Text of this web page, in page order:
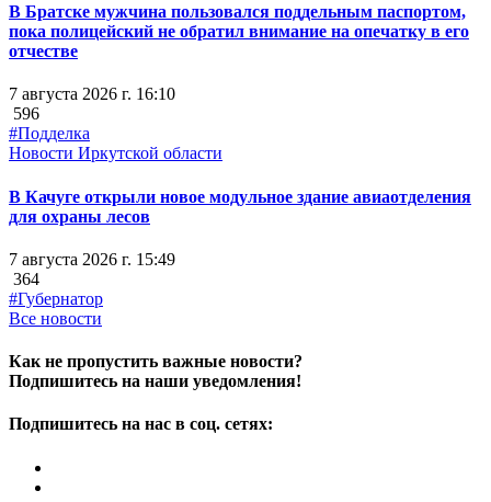
В Братске мужчина пользовался поддельным паспортом,
пока полицейский не обратил внимание на опечатку в его
отчестве
7 августа 2026 г. 16:10
596
#Подделка
Новости Иркутской области
В Качуге открыли новое модульное здание авиаотделения
для охраны лесов
7 августа 2026 г. 15:49
364
#Губернатор
Все новости
Как не пропустить важные новости?
Подпишитесь на наши уведомления!
Подпишитесь на нас в соц. сетях: